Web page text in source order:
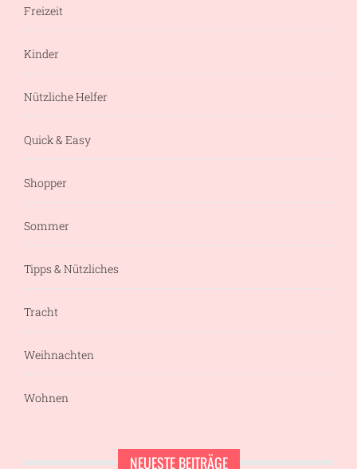
Freizeit
Kinder
Nützliche Helfer
Quick & Easy
Shopper
Sommer
Tipps & Nützliches
Tracht
Weihnachten
Wohnen
NEUESTE BEITRÄGE